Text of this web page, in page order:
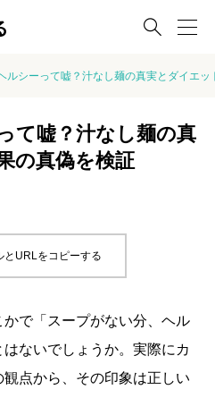

ルシーって嘘？汁なし麺の真実とダイエッ
て嘘？汁なし麺の真
の真偽を検証
とURLをコピーする
で「スープがない分、ヘル
ないでしょうか。実際にカ
点から、その印象は正しい